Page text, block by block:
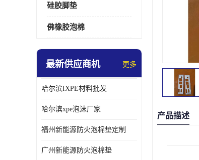
硅胶脚垫
佛橡胶泡棉
最新供应商机 更多
哈尔滨IXPE材料批发
哈尔滨xpe泡沫厂家
福州新能源防火泡棉垫定制
广州新能源防火泡棉垫
产品描述